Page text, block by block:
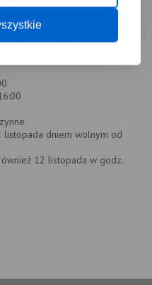
harmonogram kursowania
listopada dniem wolnym od
12 listopada w godz.